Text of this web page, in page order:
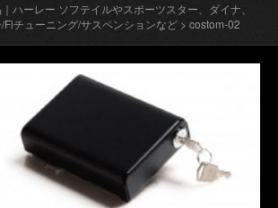
ハーレー ソフテイルやスポーツスター、ダイナ、
Fiチューニング/サスペンションなど > costom-02